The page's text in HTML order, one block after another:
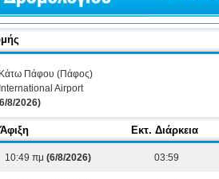
Πάφου (Πάφος)
Airport
8/2026)
Άφιξη Εκτ. Διάρκεια
10:49 πμ (6/8/2026) 03:59